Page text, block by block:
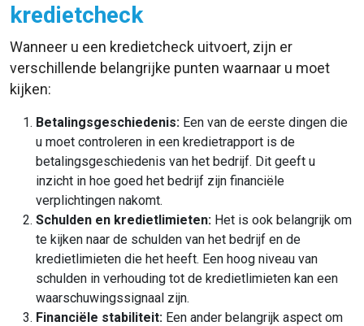
kredietcheck
Wanneer u een kredietcheck uitvoert, zijn er
verschillende belangrijke punten waarnaar u moet
kijken:
Betalingsgeschiedenis: Een van de eerste dingen die
u moet controleren in een kredietrapport is de
betalingsgeschiedenis van het bedrijf. Dit geeft u
inzicht in hoe goed het bedrijf zijn financiële
verplichtingen nakomt.
Schulden en kredietlimieten: Het is ook belangrijk om
te kijken naar de schulden van het bedrijf en de
kredietlimieten die het heeft. Een hoog niveau van
schulden in verhouding tot de kredietlimieten kan een
waarschuwingssignaal zijn.
Financiële stabiliteit: Een ander belangrijk aspect om